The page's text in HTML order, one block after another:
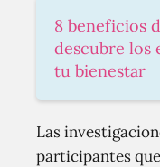
8 beneficios
descubre los
tu bienestar
Las
participantes